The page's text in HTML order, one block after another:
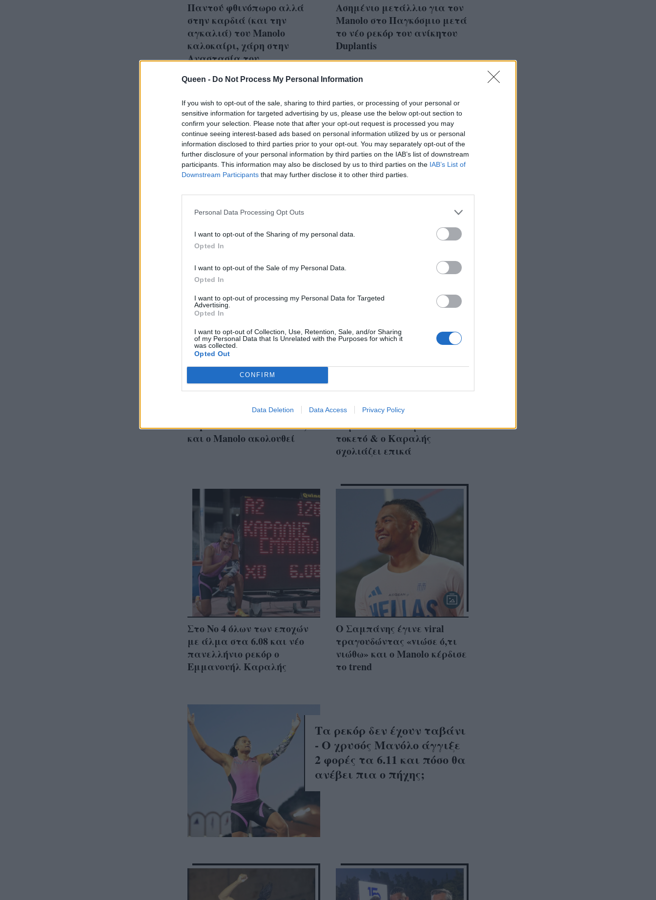
Queen - Do Not Process My Personal Information
If you wish to opt-out of the sale, sharing to third parties, or processing of your personal or
sensitive information for targeted advertising by us, please use the below opt-out section to
confirm your selection. Please note that after your opt-out request is processed you may
continue seeing interest-based ads based on personal information utilized by us or personal
information disclosed to third parties prior to your opt-out. You may separately opt-out of the
further disclosure of your personal information by third parties on the IAB’s list of downstream
participants. This information may also be disclosed by us to third parties on the IAB’s List of
Downstream Participants that may further disclose it to other third parties.
Personal Data Processing Opt Outs
I want to opt-out of the Sharing of my personal data.
Opted In
I want to opt-out of the Sale of my Personal Data.
Opted In
I want to opt-out of processing my Personal Data for Targeted
Advertising.
Opted In
I want to opt-out of Collection, Use, Retention, Sale, and/or Sharing
of my Personal Data that Is Unrelated with the Purposes for which it
was collected.
Opted Out
CONFIRM
Data Deletion Data Access Privacy Policy
Παντού φθινόπωρο αλλά
στην καρδιά (και την
αγκαλιά) του Manolo
καλοκαίρι, χάρη στην
Αναστασία του
Ασημένιο μετάλλιο για τον
Manolo στο Παγκόσμιο μετά
το νέο ρεκόρ του ανίκητου
Duplantis
Πόσες φορές το θες; Ο
Manolo πήδηξε για 11η
φορά πάνω από τα 6m
κερδίζοντας το 1ο του
Diamond League
παγκόσμιο ρεκόρ; Ο
Duplantis κάνει το θεϊκό 6,29
και ο Manolo ακολουθεί
Στεφανίδη επέστρεψε στο
άλμα επί κοντω μετά τον
τοκετό & ο Καραλής
σχολιάζει επικά
Στο Νο 4 όλων των εποχών
με άλμα στα 6.08 και νέο
πανελλήνιο ρεκόρ ο
Εμμανουήλ Καραλής
Ο Σαμπάνης έγινε viral
τραγουδώντας «vιώσε ό,τι
νιώθω» και ο Manolo κέρδισε
το trend
Τα ρεκόρ δεν έχουν ταβάνι
- Ο χρυσός Μανόλο άγγιξε
2 φορές τα 6.11 και πόσο θα
ανέβει πια ο πήχης;